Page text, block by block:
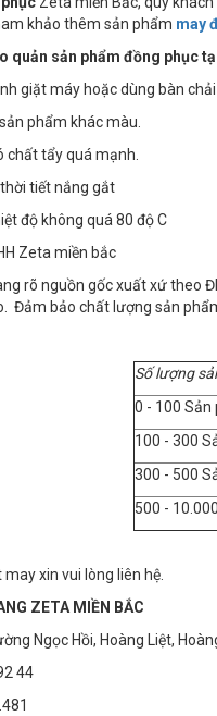
khảo thêm sản phẩm may
quản sản phẩm đồng phục
giặt máy hoặc dùng bàn chải
phẩm khác màu.
chất tẩy quá mạnh.
tiết nắng gắt
độ không quá 80 độ C
Zeta miền bắc
rõ nguồn gốc xuất xứ theo
Đảm bảo chất lượng sản
Số lượng
0 - 100 Sản
100 - 300
300 - 500
500 -
xin vui lòng liên hệ.
ZETA MIỀN BẮC
Hồi, Hoàng Liệt, Hoàng
44